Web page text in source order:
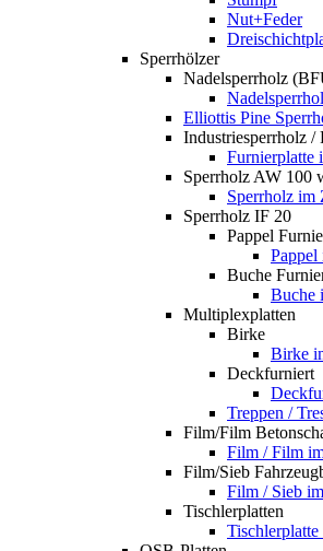
Nut+Feder
Sperrhölzer
Nadelsperrholz
Elliottis Pine
Industriesperrholz /
Furnierplatte
Sperrholz AW 100
Sperrholz im
Sperrholz IF 20
Pappel
Buche
Buche
Multiplexplatten
Birke
Birke
Deckfurniert
Treppen /
Film/Film
Film / Film
Film/Sieb
Film / Sieb
Tischlerplatten